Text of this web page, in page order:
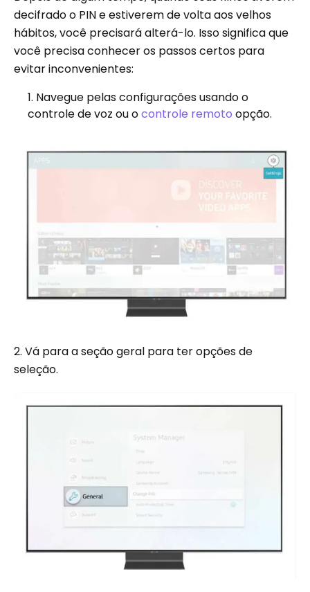
decifrado o PIN e estiverem de volta aos velhos
hábitos, você precisará alterá-lo. Isso significa que
você precisa conhecer os passos certos para
evitar inconvenientes:
Navegue pelas configurações usando o
controle de voz ou ocontrole remoto opção.
2. Vá para a seção geral para ter opções de
seleção.